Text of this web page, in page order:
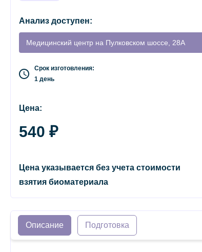
Анализ доступен:
Медицинский центр на Пулковском шоссе, 28А
Срок изготовления:
1 день
Цена:
540 ₽
Цена указывается без учета стоимости
взятия биоматериала
Описание Подготовка